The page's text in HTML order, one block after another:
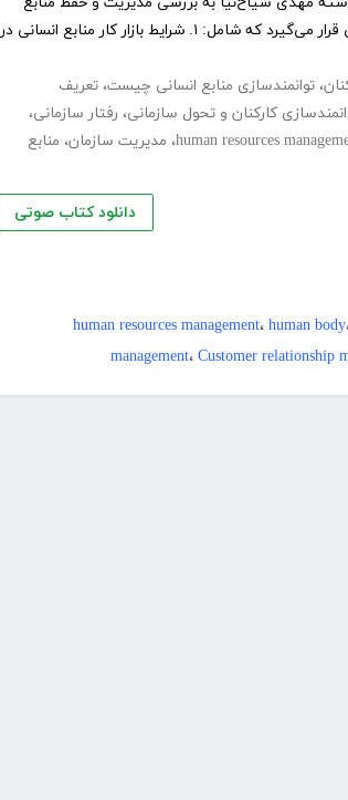
انسانی می‌پردازد. در این کتاب آموزشی مباحث زیر مورد بررسی قرار می‌گیرد که شامل: ۱. شرایط بازار کار منابع انسانی در
، توانمندسازی منابع انسانی چیست، تعریف
کارکنان و تحول سازمانی، رفتار سازمانی،
human resources، مدیریت سازمان، منابع
دانلود کتاب صوتی
human resources management، human body
management، Customer relationship